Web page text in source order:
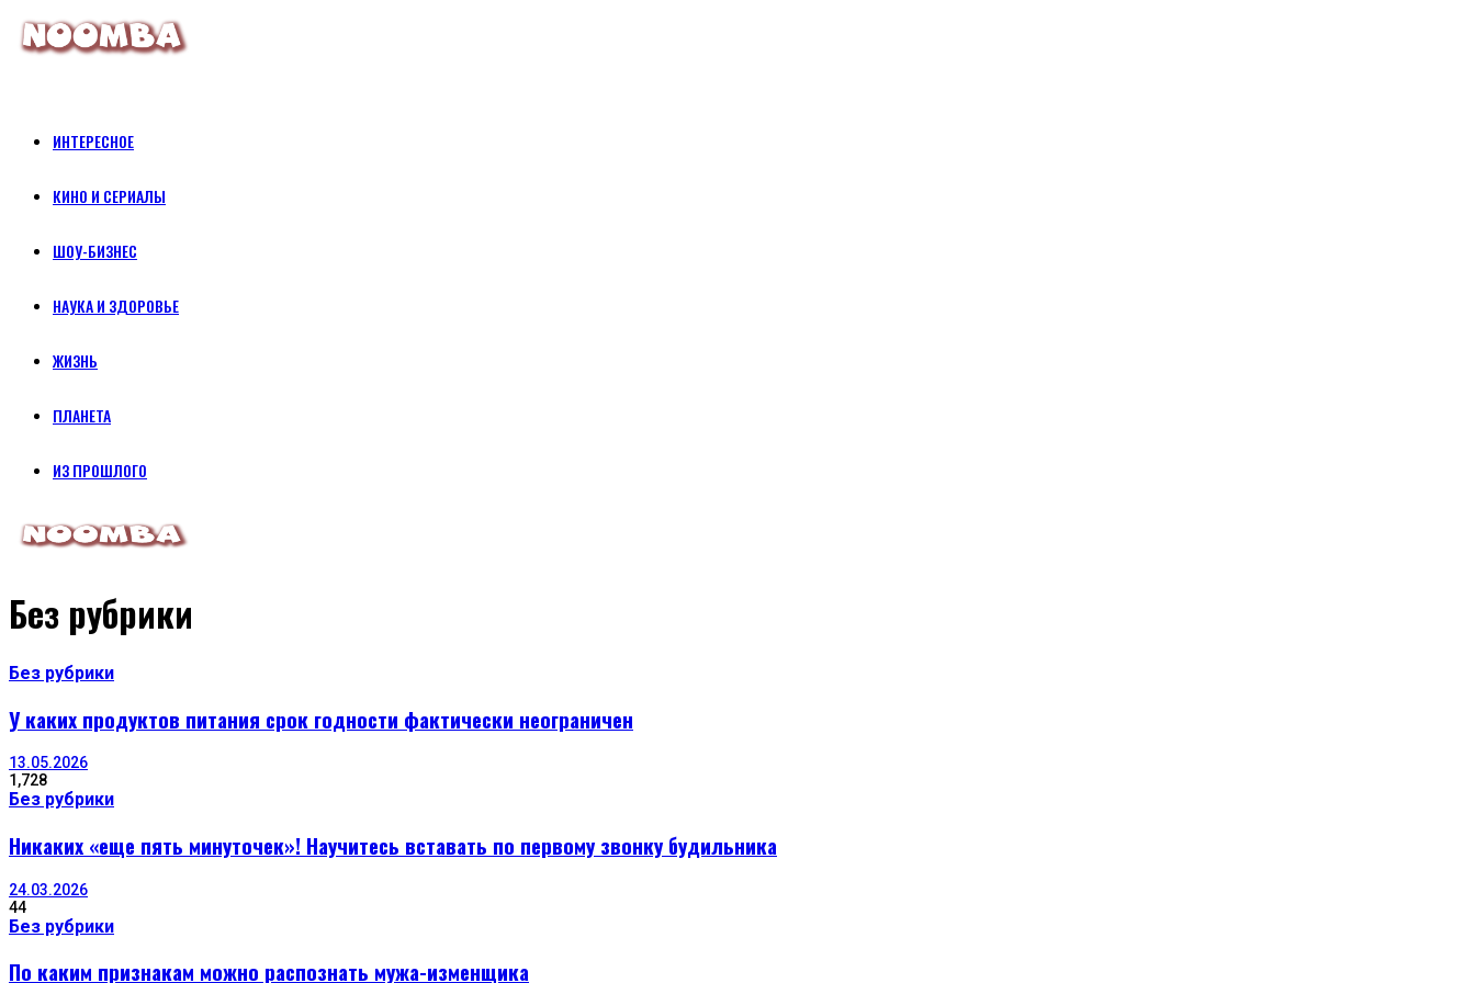
ИНТЕРЕСНОЕ
КИНО И СЕРИАЛЫ
ШОУ-БИЗНЕС
НАУКА И ЗДОРОВЬЕ
ЖИЗНЬ
ПЛАНЕТА
ИЗ ПРОШЛОГО
Без рубрики
Без рубрики
У каких продуктов питания срок годности фактически неограничен
13.05.2026
1,728
Без рубрики
Никаких «еще пять минуточек»! Научитесь вставать по первому звонку будильника
24.03.2026
44
Без рубрики
По каким признакам можно распознать мужа-изменщика